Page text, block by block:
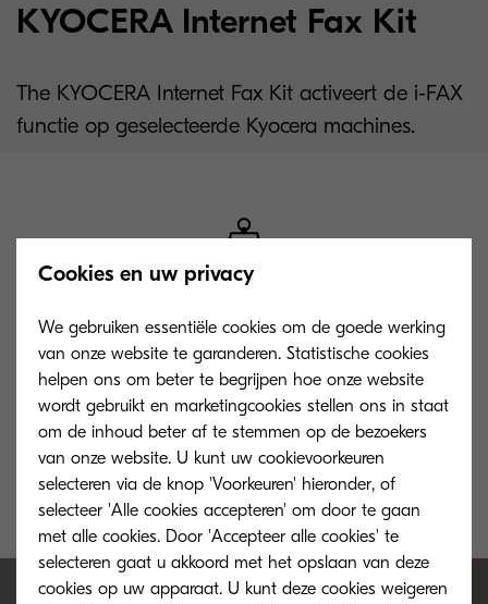
KYOCERA Internet Fax Kit
The KYOCERA Internet Fax Kit activeert de i-FAX
functie op geselecteerde Kyocera machines.
Kyocera devices
Exclusief ontwikkeld voor
gebruik op Kyocera
toestellen.
Cookies en uw privacy
We gebruiken essentiële cookies om de goede werking
van onze website te garanderen. Statistische cookies
helpen ons om beter te begrijpen hoe onze website
wordt gebruikt en marketingcookies stellen ons in staat
om de inhoud beter af te stemmen op de bezoekers
van onze website. U kunt uw cookievoorkeuren
selecteren via de knop 'Voorkeuren' hieronder, of
selecteer 'Alle cookies accepteren' om door te gaan
met alle cookies. Door 'Accepteer alle cookies' te
selecteren gaat u akkoord met het opslaan van deze
cookies op uw apparaat. U kunt deze cookies weigeren